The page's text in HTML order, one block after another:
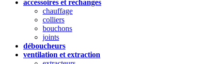
accessoires et rechanges
chauffage
colliers
bouchons
joints
déboucheurs
ventilation et extraction